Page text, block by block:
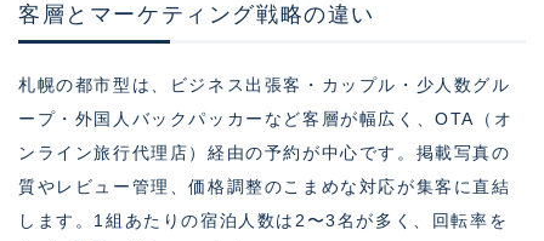
客層とマーケティング戦略の違い
札幌の都市型は、ビジネス出張客・カップル・少人数グル
ープ・外国人バックパッカーなど客層が幅広く、OTA（オ
ンライン旅行代理店）経由の予約が中心です。掲載写真の
質やレビュー管理、価格調整のこまめな対応が集客に直結
します。1組あたりの宿泊人数は2〜3名が多く、回転率を